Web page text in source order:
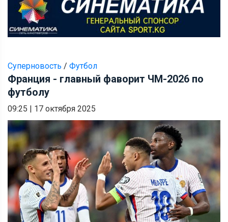
Суперновость / Футбол
Франция - главный фаворит ЧМ-2026 по
футболу
09:25 | 17 октября 2025